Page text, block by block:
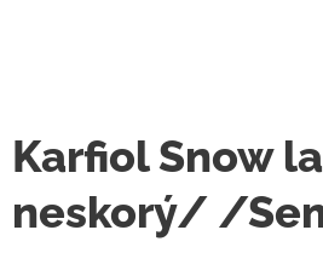
Karfiol Snow
neskorý/ /